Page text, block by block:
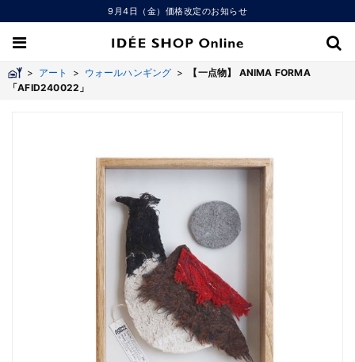
9月4日（金）価格改定のお知らせ
> アート > ウォールハンギング >
【一点物】 ANIMA FORMA
「AFID240022」